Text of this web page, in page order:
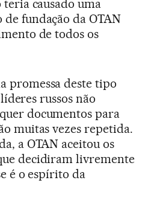
causado uma
fundação da OTAN
de todos os
promessa deste tipo
russos não
documentos para
muitas vezes repetida.
a OTAN aceitou os
decidiram livremente
é o espírito da